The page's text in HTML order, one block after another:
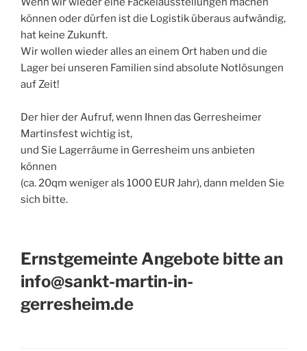
können oder dürfen ist die Logistik überaus aufwändig,
hat keine Zukunft.
Wir wollen wieder alles an einem Ort haben und die
Lager bei unseren Familien sind absolute Notlösungen
auf Zeit!
Der hier der Aufruf, wenn Ihnen das Gerresheimer
Martinsfest wichtig ist,
und Sie Lagerräume in Gerresheim uns anbieten
können
(ca. 20qm weniger als 1000 EUR Jahr), dann melden Sie
sich bitte.
Ernstgemeinte Angebote bitte an
info@sankt-martin-in-
gerresheim.de